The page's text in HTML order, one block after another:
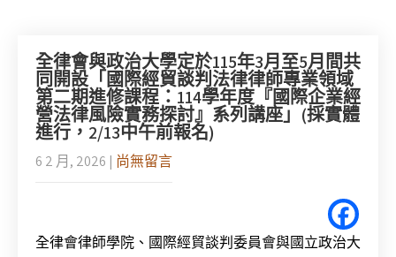
全律會與政治大學定於115年3月至5月間共
同開設「國際經貿談判法律律師專業領域
第二期進修課程：114學年度『國際企業經
營法律風險實務探討』系列講座」(採實體
進行，2/13中午前報名)
6 2 月, 2026 | 尚無留言
全律會律師學院、國際經貿談判委員會與國立政治大